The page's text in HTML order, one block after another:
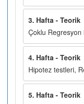
3. Hafta - Teorik
Çoklu Regresyon
4. Hafta - Teorik
Hipotez testleri,
5. Hafta - Teorik